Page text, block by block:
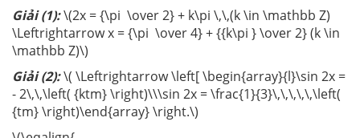
Giải (1):\(2x = {\pi \over 2} + k\pi \,\,(k \in \mathbb Z)
\Leftrightarrow x = {\pi \over 4} + {{k\pi } \over 2} (k \in
\mathbb Z)\)
Giải (2):\( \Leftrightarrow \left[ \begin{array}{l}\sin 2x =
- 2\,\,\left( {ktm} \right)\\\sin 2x = \frac{1}{3}\,\,\,\,\,\left(
{tm} \right)\end{array} \right.\)